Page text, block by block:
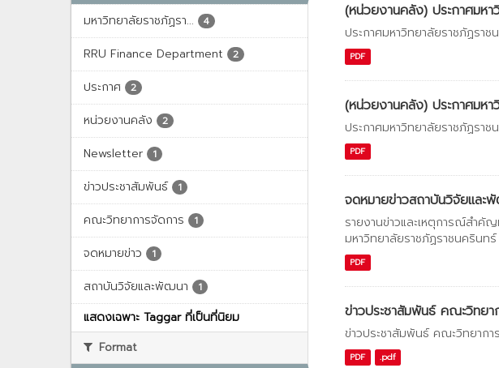
มหาวิทยาลัยราชภัฏรา... 4
RRU Finance Department 2
ประกาศ 2
หน่วยงานคลัง 2
Newsletter 1
ข่าวประชาสัมพันธ์ 1
คณะวิทยาการจัดการ 1
จดหมายข่าว 1
สถาบันวิจัยและพัฒนา 1
แสดงเฉพาะ Taggar ที่เป็นที่นิยม
Format
(หน่วยงานคลัง) ประกาศมหา
ประกาศมหาวิทยาลัยราชภัฏร
PDF
(หน่วยงานคลัง) ประกาศมหา
ประกาศมหาวิทยาลัยราชภัฏรา
PDF
จดหมายข่าวสถาบันวิจัยและ
รายงานข่าวและเหตุการณ์สำ
มหาวิทยาลัยราชภัฏราชนครินทร์
PDF
ข่าวประชาสัมพันธ์ คณะวิทยา
ข่าวประชาสัมพันธ์ คณะวิทยาก
PDF .pdf